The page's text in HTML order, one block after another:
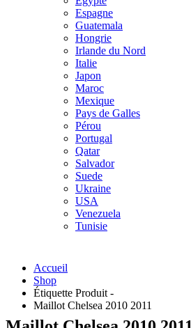
Espagne
Guatemala
Hongrie
Irlande du Nord
Italie
Japon
Maroc
Mexique
Pays de Galles
Pérou
Portugal
Qatar
Salvador
Suede
Ukraine
USA
Venezuela
Tunisie
Accueil
Shop
Étiquette Produit -
Maillot Chelsea 2010 2011